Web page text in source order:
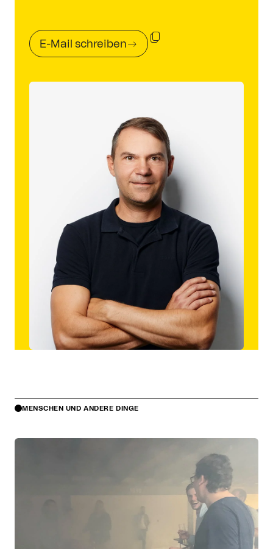
E-Mail schreiben
MENSCHEN UND ANDERE DINGE